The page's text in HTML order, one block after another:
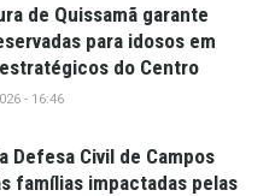
de Quissamã garante
para idosos em
do Centro
- 16:46
Defesa Civil de Campos
famílias impactadas pelas